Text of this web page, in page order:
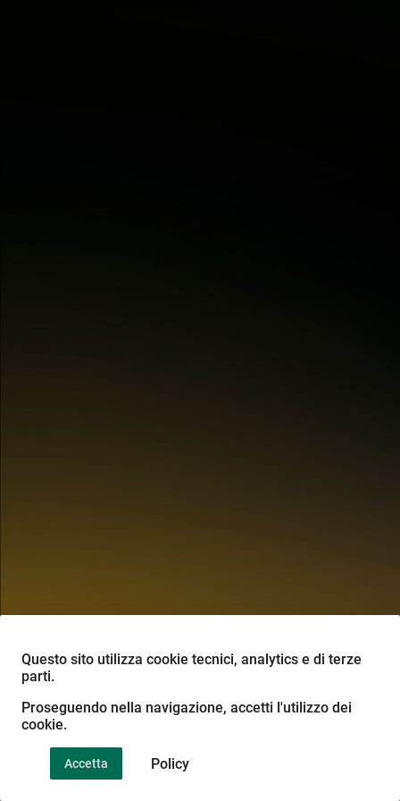
Centro Congressi
Humanitas, via Manzoni,
113 Rozzano (MI)
Si è verificato un errore imprevisto. Riprova più tardi
Questo sito utilizza cookie tecnici, analytics e di terze
parti.
Proseguendo nella navigazione, accetti l'utilizzo dei
cookie.
Accetta Policy